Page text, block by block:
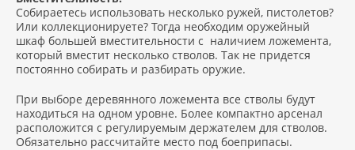
Собираетесь использовать несколько ружей, пистолетов?
Или коллекционируете? Тогда необходим оружейный
шкаф большей вместительности с наличием ложемента,
который вместит несколько стволов. Так не придется
постоянно собирать и разбирать оружие.
При выборе деревянного ложемента все стволы будут
находиться на одном уровне. Более компактно арсенал
расположится с регулируемым держателем для стволов.
Обязательно рассчитайте место под боеприпасы.